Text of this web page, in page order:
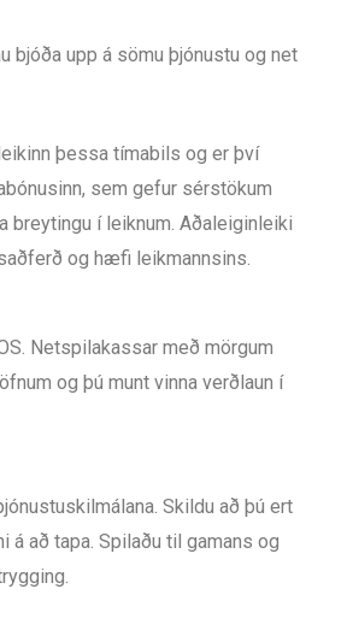
bjóða upp á sömu þjónustu og net
þessa tímabils og er því
sem gefur sérstökum
breytingu í leiknum. Aðaleiginleiki
og hæfi leikmannsins.
Netspilakassar með mörgum
og þú munt vinna verðlaun í
Skildu að þú ert
á að tapa. Spilaðu til gamans og